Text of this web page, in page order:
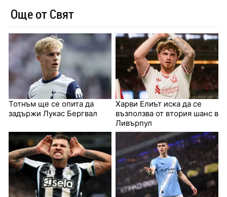
Още от Свят
Тотнъм ще се опита да
задържи Лукас Бергвал
Харви Елиът иска да се
възползва от втория шанс в
Ливърпул